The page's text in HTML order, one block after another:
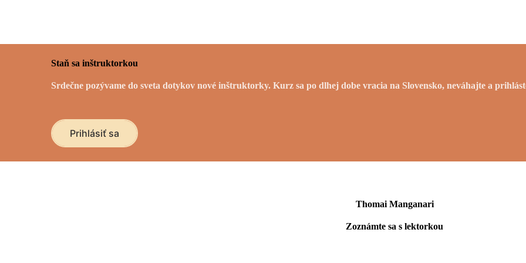
Staň sa inštruktorkou
Srdečne pozývame do sveta dotykov nové inštruktorky. Kurz sa po dlhej dobe vracia na Slovensko, neváhajte a
Prihlásiť sa
Thomai Manganari
Zoznámte sa s lektorkou